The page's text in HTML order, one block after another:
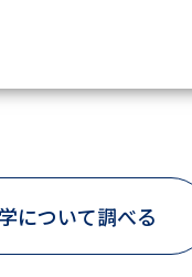
から請求
について調べる